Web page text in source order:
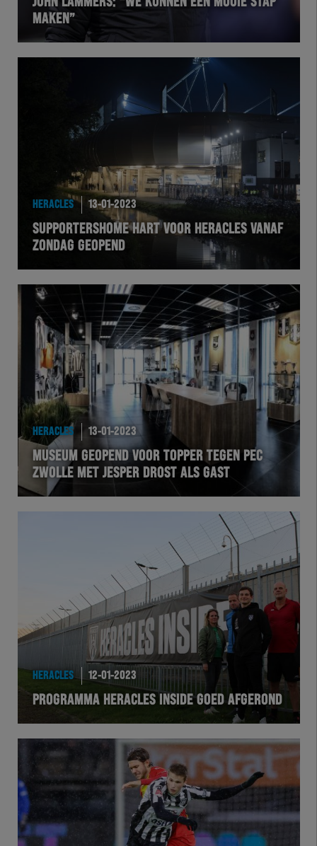
MAKEN”
HERACLES 13-01-2023
SUPPORTERSHOME HART VOOR HERACLES VANAF
ZONDAG GEOPEND
HERACLES 13-01-2023
MUSEUM GEOPEND VOOR TOPPER TEGEN PEC
ZWOLLE MET JESPER DROST ALS GAST
HERACLES 12-01-2023
PROGRAMMA HERACLES INSIDE GOED AFGEROND